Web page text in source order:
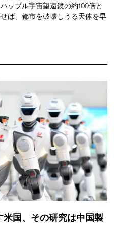
ッブル宇宙望遠鏡の約100倍と
ば、都市を破壊しうる天体を早
国、その研究は中国製